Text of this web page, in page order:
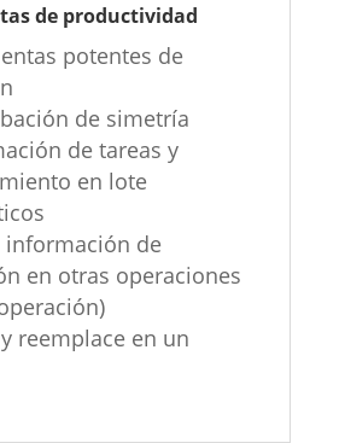
de productividad
potentes de
de simetría
de tareas y
en lote
información de
en otras operaciones
reemplace en un